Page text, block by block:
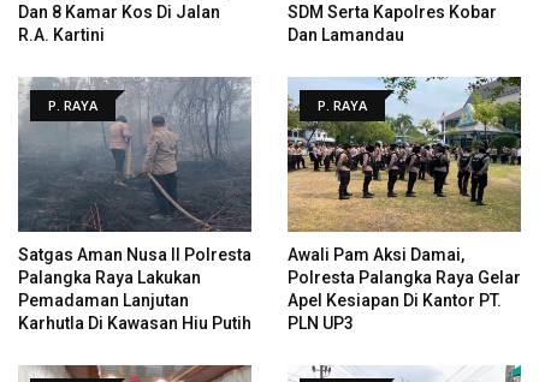
Dan 8 Kamar Kos Di Jalan
R.A. Kartini
SDM Serta Kapolres Kobar
Dan Lamandau
P. RAYA
Satgas Aman Nusa II Polresta
Palangka Raya Lakukan
Pemadaman Lanjutan
Karhutla Di Kawasan Hiu Putih
P. RAYA
Awali Pam Aksi Damai,
Polresta Palangka Raya Gelar
Apel Kesiapan Di Kantor PT.
PLN UP3